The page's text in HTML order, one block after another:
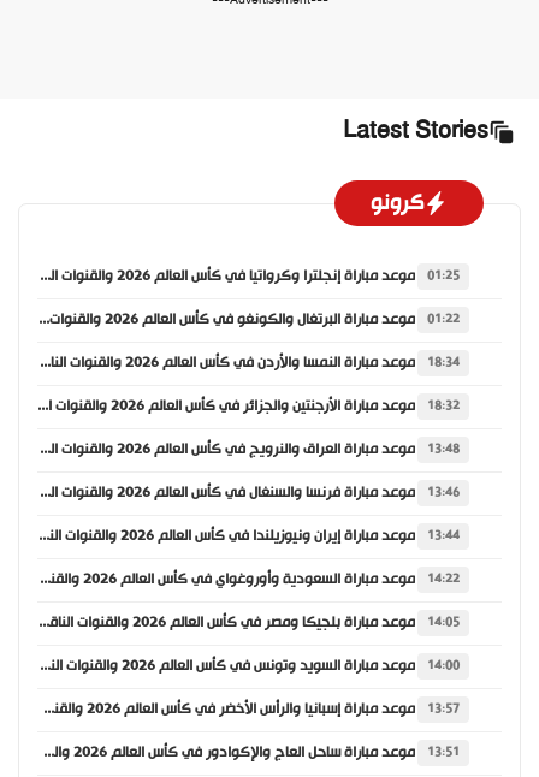
Latest Stories
كرونو
01:25 موعد مباراة إنجلترا وكرواتيا في كأس العالم 2026 والقنوات الناقلة
01:22 موعد مباراة البرتغال والكونغو في كأس العالم 2026 والقنوات الناقلة
18:34 موعد مباراة النمسا والأردن في كأس العالم 2026 والقنوات الناقلة
18:32 موعد مباراة الأرجنتين والجزائر في كأس العالم 2026 والقنوات الناقلة
13:48 موعد مباراة العراق والنرويج في كأس العالم 2026 والقنوات الناقلة
13:46 موعد مباراة فرنسا والسنغال في كأس العالم 2026 والقنوات الناقلة
13:44 موعد مباراة إيران ونيوزيلندا في كأس العالم 2026 والقنوات الناقلة
14:22 موعد مباراة السعودية وأوروغواي في كأس العالم 2026 والقنوات الناقلة
14:05 موعد مباراة بلجيكا ومصر في كأس العالم 2026 والقنوات الناقلة
14:00 موعد مباراة السويد وتونس في كأس العالم 2026 والقنوات الناقلة
13:57 موعد مباراة إسبانيا والرأس الأخضر في كأس العالم 2026 والقنوات الناقلة
13:51 موعد مباراة ساحل العاج والإكوادور في كأس العالم 2026 والقنوات الناقلة